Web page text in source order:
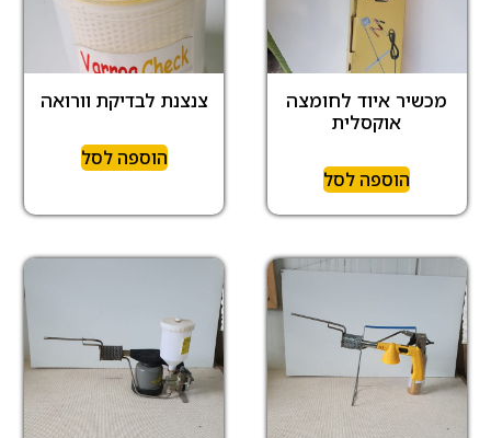
מכשיר איוד לחומצה
אוקסלית
הוספה לסל
צנצנת לבדיקת וורואה
הוספה לסל